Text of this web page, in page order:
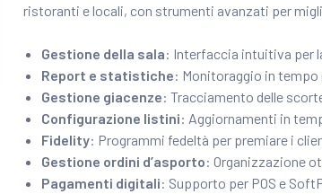
ristoranti e locali, con strumenti avanzati per
Gestione della sala: Interfaccia intuitiva per
Report e statistiche: Monitoraggio in
Gestione giacenze: Tracciamento delle
Configurazione listini: Aggiornamenti in
Fidelity: Programmi fedeltà per premiare i
Gestione ordini d’asporto: Organizzazione
Pagamenti digitali: Supporto per POS e